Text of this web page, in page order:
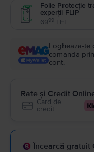
Folie Protecție
experții FLIP
6999 LEI
Logheaza-te
comanda
cont.
Rate și Credit
Card de
credit
Încearcă gratuit